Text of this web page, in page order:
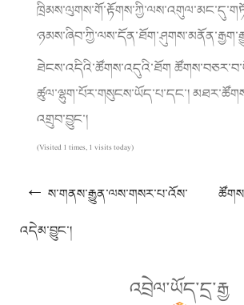
ཐེངས་འདིའི་ཚོགས་འདུའི་ཐོག
ཚུལ་ལྷུག་པོར་གསུངས་ཡོད་པ་དང་།
འགྲུབ་བྱུང་།
(Visited 1 times, 1 visits today)
Post navigation
← ས་གནས་རྒྱུན་ལས་གསར་པ་འོས་
འདེམ་བྱུང་།
འབྲེལ་ཡོད་དྲ་རྒྱ